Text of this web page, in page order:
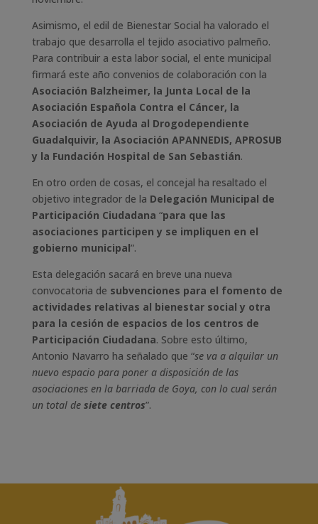
Asimismo, el edil de Bienestar Social ha valorado el
trabajo que desarrolla el tejido asociativo palmeño.
Para contribuir a esta labor social, el ente municipal
firmará este año convenios de colaboración con la
Asociación Balzheimer, la Junta Local de la
Asociación Española Contra el Cáncer, la
Asociación de Ayuda al Drogodependiente
Guadalquivir, la Asociación APANNEDIS, APROSUB
y la Fundación Hospital de San Sebastián.
En otro orden de cosas, el concejal ha resaltado el
objetivo integrador de la Delegación Municipal de
Participación Ciudadana “para que las
asociaciones participen y se impliquen en el
gobierno municipal”.
Esta delegación sacará en breve una nueva
convocatoria de subvenciones para el fomento de
actividades relativas al bienestar social y otra
para la cesión de espacios de los centros de
Participación Ciudadana. Sobre esto último,
Antonio Navarro ha señalado que “se va a alquilar un
nuevo espacio para poner a disposición de las
asociaciones en la barriada de Goya, con lo cual serán
un total de siete centros”.